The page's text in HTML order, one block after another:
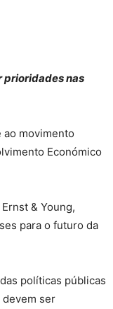
prioridades nas
ao movimento
Económico
& Young,
para o futuro da
políticas públicas
ser